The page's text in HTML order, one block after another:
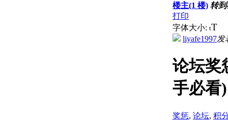
楼主(1 楼) 转
打印
字体大小: tT
liyafe1997发
论坛奖
手必看)
奖惩, 论坛, 积